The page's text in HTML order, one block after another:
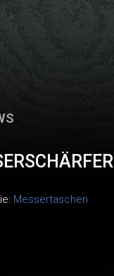
Messertaschen